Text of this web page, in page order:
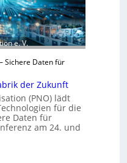
e. V.
Sichere Daten für
der Zukunft
(PNO) lädt
für die
Daten für
am 24. und